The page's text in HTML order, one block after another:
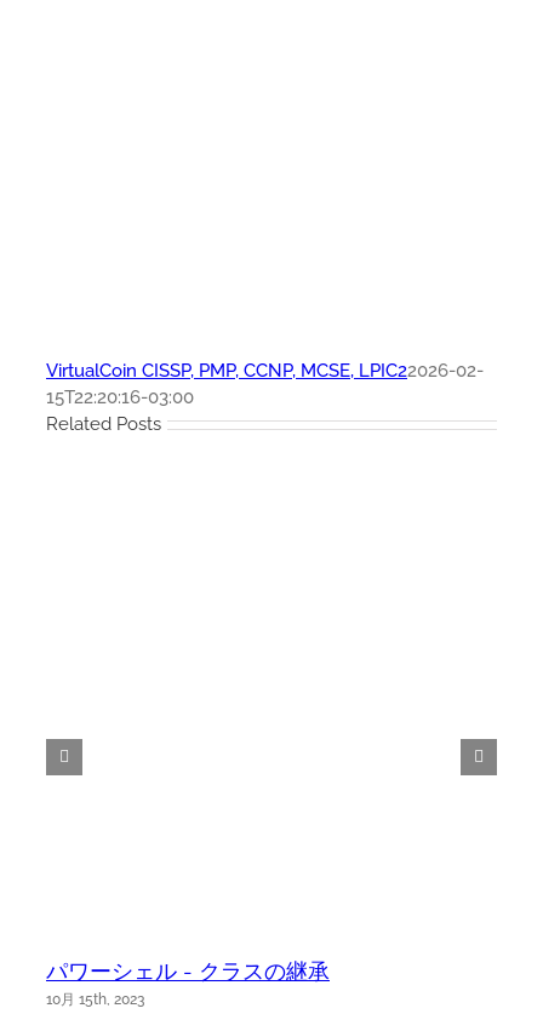
VirtualCoin CISSP, PMP, CCNP, MCSE, LPIC22026-02-
15T22:20:16-03:00
Related Posts
パワーシェル - クラスの継承
10月 15th, 2023